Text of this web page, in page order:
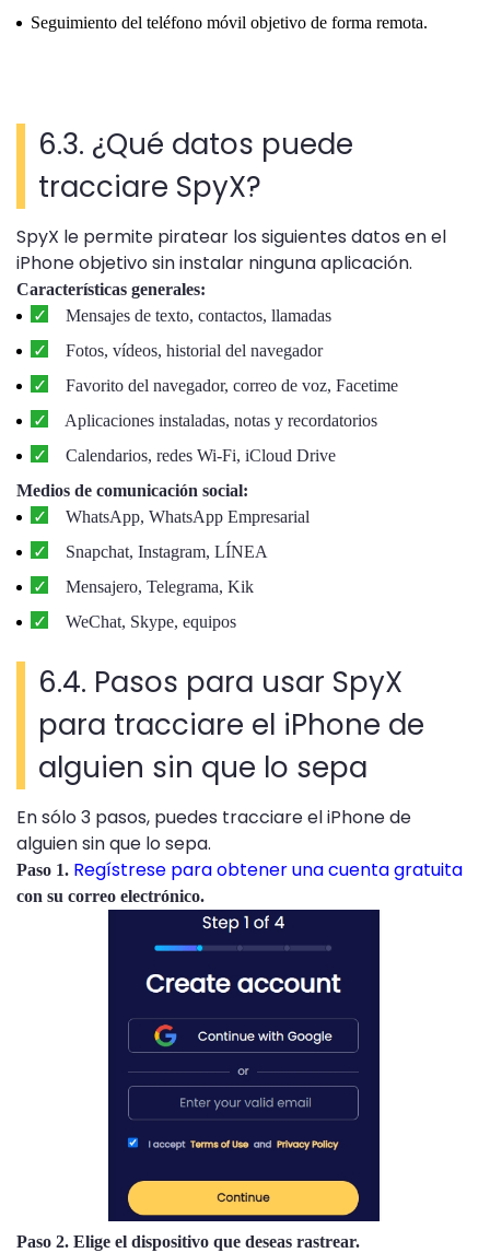
Seguimiento del teléfono móvil objetivo de forma remota.
6.3. ¿Qué datos puede
tracciare SpyX?
SpyX le permite piratear los siguientes datos en el
iPhone objetivo sin instalar ninguna aplicación.
Características generales:
Mensajes de texto, contactos, llamadas
Fotos, vídeos, historial del navegador
Favorito del navegador, correo de voz, Facetime
Aplicaciones instaladas, notas y recordatorios
Calendarios, redes Wi-Fi, iCloud Drive
Medios de comunicación social:
WhatsApp, WhatsApp Empresarial
Snapchat, Instagram, LÍNEA
Mensajero, Telegrama, Kik
WeChat, Skype, equipos
6.4. Pasos para usar SpyX
para tracciare el iPhone de
alguien sin que lo sepa
En sólo 3 pasos, puedes tracciare el iPhone de
alguien sin que lo sepa.
Paso 1. Regístrese para obtener una cuenta gratuita
con su correo electrónico.
Paso 2. Elige el dispositivo que deseas rastrear.